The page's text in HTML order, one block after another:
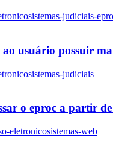
sistemas-judiciais-
ao usuário possuir
sistemas-judiciais
o eproc a partir
eletronicosistemas-web